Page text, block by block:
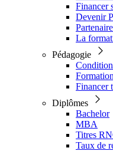
Financer
Devenir
La
Pédagogie
Financer
Diplômes
Bachelor
MBA
Titres
Taux de